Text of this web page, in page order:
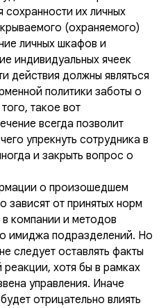
сохранности их личных
(охраняемого)
личных шкафов и
индивидуальных ячеек
действия должны являться
политики заботы о
такое вот
всегда позволит
упрекнуть сотрудника в
и закрыть вопрос о
о произошедшем
зависят от принятых норм
компании и методов
имиджа подразделений. Но
следует оставлять факты
реакции, хотя бы в рамках
управления. Иначе
отрицательно влиять